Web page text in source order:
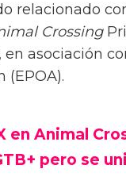
relacionado
Crossing
en asociación
(EPOA).
en Animal
pero se